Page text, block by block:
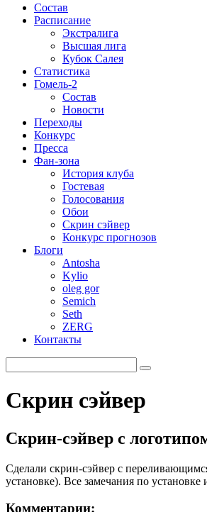
Состав
Расписание
Экстралига
Высшая лига
Кубок Салея
Статистика
Гомель-2
Состав
Новости
Переходы
Конкурс
Пресса
Фан-зона
История клуба
Гостевая
Голосования
Обои
Скрин сэйвер
Конкурс прогнозов
Блоги
Antosha
Kylio
oleg gor
Semich
Seth
ZERG
Контакты
Скрин сэйвер
Скрин-сэйвер с
Сделали скрин-сэйвер с
установке). Все замечания по
Комментарии: